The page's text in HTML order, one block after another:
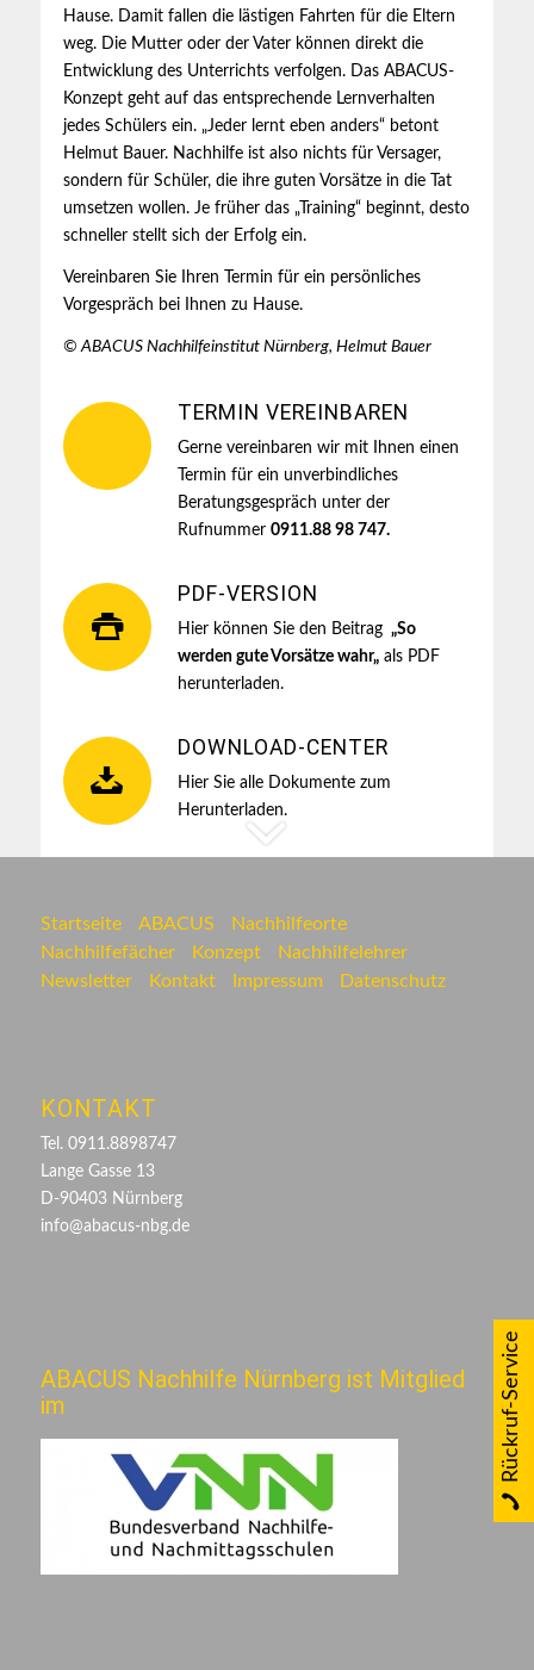
Hause. Damit fallen die lästigen Fahrten für die Eltern
weg. Die Mutter oder der Vater können direkt die
Entwicklung des Unterrichts verfolgen. Das ABACUS-
Konzept geht auf das entsprechende Lernverhalten
jedes Schülers ein. „Jeder lernt eben anders“ betont
Helmut Bauer. Nachhilfe ist also nichts für Versager,
sondern für Schüler, die ihre guten Vorsätze in die Tat
umsetzen wollen. Je früher das „Training“ beginnt, desto
schneller stellt sich der Erfolg ein.
Vereinbaren Sie Ihren Termin für ein persönliches
Vorgespräch bei Ihnen zu Hause.
© ABACUS Nachhilfeinstitut Nürnberg, Helmut Bauer
TERMIN VEREINBAREN
Gerne vereinbaren wir mit Ihnen einen
Termin für ein unverbindliches
Beratungsgespräch unter der
Rufnummer 0911.88 98 747.
PDF-VERSION
Hier können Sie den Beitrag „So
werden gute Vorsätze wahr„als PDF
herunterladen.
DOWNLOAD-CENTER
Hier Sie alle Dokumente zum
Herunterladen.
Startseite ABACUS
Nachhilfeorte
Nachhilfefächer
Konzept
Nachhilfelehrer
Newsletter
Kontakt Impressum Datenschutz
KONTAKT
Tel. 0911.8898747
Lange Gasse 13
D-90403 Nürnberg
info@abacus-nbg.de
ABACUS Nachhilfe Nürnberg ist Mitglied
im
Rückruf-Service